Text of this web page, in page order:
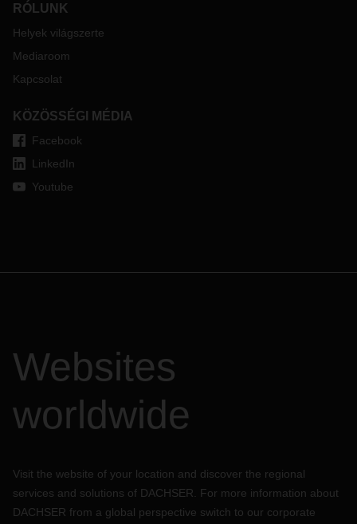
RÓLUNK
Helyek világszerte
Mediaroom
Kapcsolat
KÖZÖSSÉGI MÉDIA
Facebook
LinkedIn
Youtube
Websites
worldwide
Visit the website of your location and discover the regional
services and solutions of DACHSER. For more information about
DACHSER from a global perspective switch to our corporate